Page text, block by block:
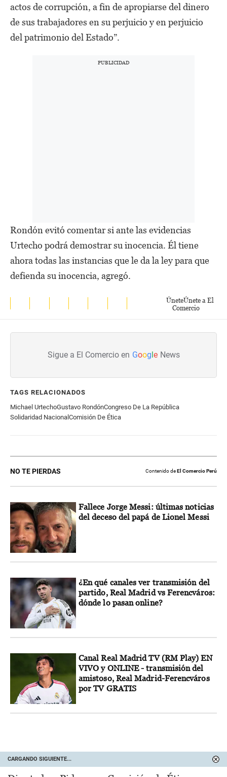
actos de corrupción, a fin de apropiarse del dinero
de sus trabajadores en su perjuicio y en perjuicio
del patrimonio del Estado”.
Rondón evitó comentar si ante las evidencias
Urtecho podrá demostrar su inocencia. Él tiene
ahora todas las instancias que le da la ley para que
defienda su inocencia, agregó.
ÚneteÚnete a El
Comercio
Sigue a El Comercio en Google News
TAGS RELACIONADOS
Michael UrtechoGustavo RondónCongreso De La República
Solidaridad Nacional Comisión De Ética
NO TE PIERDAS Contenido deEl Comercio Perú
Fallece Jorge Messi: últimas noticias
del deceso del papá de Lionel Messi
¿En qué canales ver transmisión del
partido, Real Madrid vs Ferencváros:
dónde lo pasan online?
Canal Real Madrid TV (RM Play) EN
VIVO y ONLINE - transmisión del
amistoso, Real Madrid-Ferencváros
por TV GRATIS
CARGANDO SIGUIENTE...